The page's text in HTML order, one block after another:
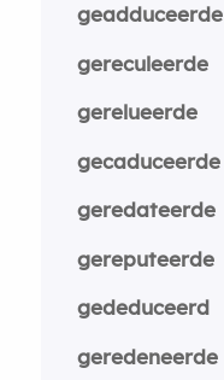
geadduceerde
gereculeerde
gerelueerde
gecaduceerde
geredateerde
gereputeerde
gededuceerd
geredeneerde